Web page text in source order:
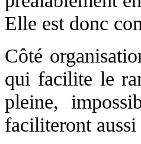
Elle est donc
Côté
qui facilite le
pleine,
faciliteront